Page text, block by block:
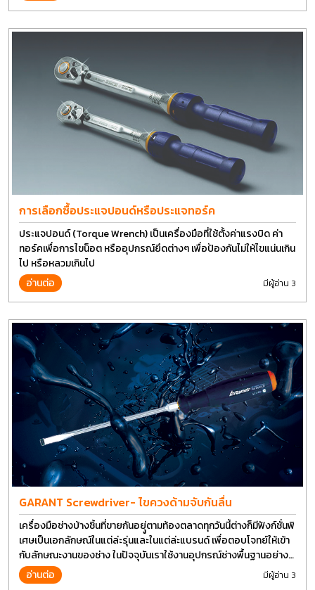
การเลือกซื้อประแจปอนด์หรือประแจทอร์ค
ประแจปอนด์ (Torque Wrench) เป็นเครื่องมือที่ใช้ตั้งค่าแรงบิด ค่า
ทอร์คเพื่อการไขน็อต หรืออุปกรณ์ยึดต่างๆ เพื่อป้องกันไม่ให้ไขแน่นเกิน
ไป หรือหลวมเกินไป
อ่านต่อ
มีผู้อ่าน 3
GARANT Screwdriver- ไขควงด้ามจับกันลื่น
เครื่องมือช่างบ้างชิ้นที่ขายกันอยุู่ตามท้องตลาดทุกวันนี้ต่างก็มีฟังก์ชั่นพิ
เศษเป็นเอกลักษณ์ในแต่ล่ะรุ่นและในแต่ล่ะแบรนด์ เพื่อตอบโจทย์ให้เข้า
กับลักษณะงานของช่าง ในปัจจุบันเราใช้งานอุปกรณ์ช่างพื้นฐานอย่าง
ไขควงกันในงานหลายประเภททำให้มีการปรับเปลี่ยนรูปแบบ
อ่านต่อ มีผู้อ่าน 3